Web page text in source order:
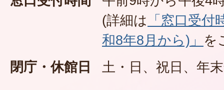
(詳細は 「窓口受
和8年8月から)」 を
閉庁・休館日
土・日、祝日、年